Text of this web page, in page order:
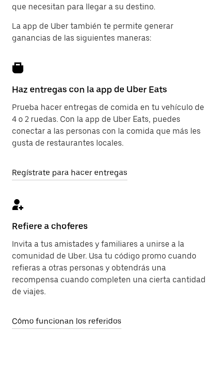
que necesitan para llegar a su destino.
La app de Uber también te permite generar
ganancias de las siguientes maneras:
Haz entregas con la app de Uber Eats
Prueba hacer entregas de comida en tu vehículo de
4 o 2 ruedas. Con la app de Uber Eats, puedes
conectar a las personas con la comida que más les
gusta de restaurantes locales.
Regístrate para hacer entregas
Refiere a choferes
Invita a tus amistades y familiares a unirse a la
comunidad de Uber. Usa tu código promo cuando
refieras a otras personas y obtendrás una
recompensa cuando completen una cierta cantidad
de viajes.
Cómo funcionan los referidos